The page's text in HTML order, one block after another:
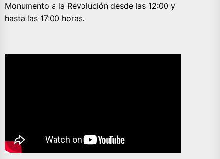
Monumento a la Revolución desde las 12:00 y
hasta las 17:00 horas.